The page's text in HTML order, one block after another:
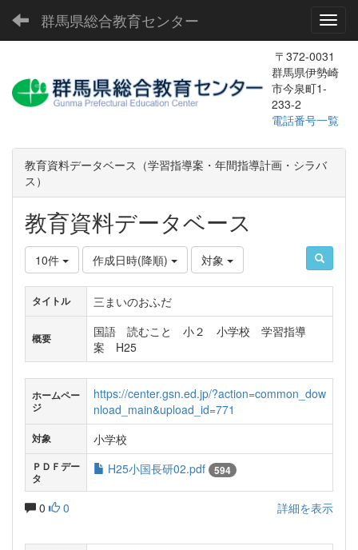
群馬県総合教育センター
〒372-0031
群馬県伊勢崎
市今泉町1-
233-2
電話番号一覧
教育資料データベース（学習指導案・年間指導計画・シラバ
ス）
教育資料データベース
10件 作成日時(降順) 対象
タイトル 三まいのおふだ
概要
国語 読むこと 小２ 小学校 学習指導
案 H25
ホームペー
ジ
https://center.gsn.ed.jp/?action=common_dow
nload_main&upload_id=771
対象 小学校
ＰＤＦデー
タ
H25小国長研02.pdf 594
0 0 詳細を表示